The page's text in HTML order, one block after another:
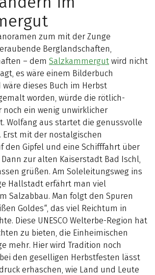
zum mit der Zunge
Berglandschaften,
– dem Salzkammergut wird nicht
es wäre einem Bilderbuch
dieses Buch im Herbst
worden, würde die rötlich-
ein wenig unwirklicher
Wolfang aus startet die genussvolle
Erst mit der nostalgischen
den Gipfel und eine Schifffahrt über
zur alten Kaiserstadt Bad Ischl,
grüßen. Am Soleleitungsweg ins
Hallstadt erfährt man viel
Salzabbau. Man folgt den Spuren
Goldes“, das viel Reichtum in
Diese UNESCO Welterbe-Region hat
zu bieten, die Einheimischen
mehr. Hier wird Tradition noch
den geselligen Herbstfesten lässt
erhaschen, wie Land und Leute